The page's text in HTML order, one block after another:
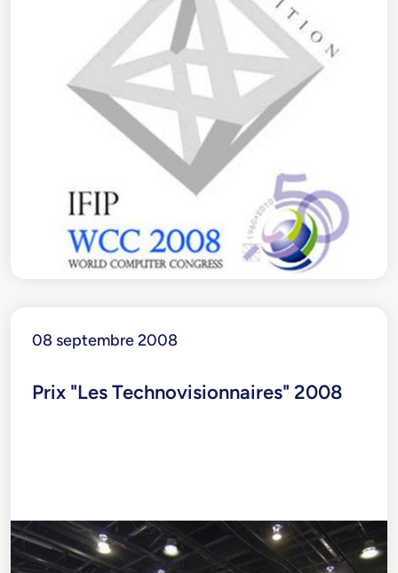
08 septembre 2008
Prix "Les Technovisionnaires" 2008